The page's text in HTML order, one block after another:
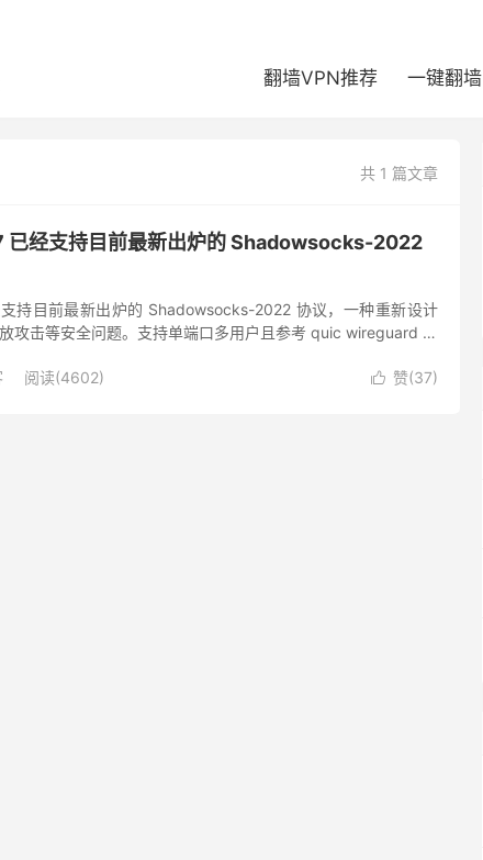
翻墙VPN推荐 一键翻墙
共 1 篇文章
经支持目前最新出炉的 Shadowsocks-2022
持目前最新出炉的 Shadowsocks-2022 协议，一种重新设计
攻击等安全问题。支持单端口多用户且参考 quic wireguard 等
 赞(37)
阅读(4602)